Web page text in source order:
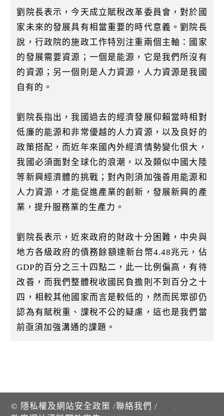
劉院長表示，今天成立賦稅改革委員會，對於國
家未來的發展具有相當重要的時代意義。劉院長
說，行政院的施政工作特別注重兩個主軸：國家
的發展需要資源；一個是能源，它是我們所沒有
的資源；另一個則是人力資源，人力資源是我國
自有的。
劉院長指出，我國過去的經濟發展仰賴當時相對
低廉的能源和非常優越的人力資源，以及良好的
政策搭配，而近年來國內外經濟情勢變化佷大，
我國必須面對全球化的浪潮，以及類似中國大陸
等新興經濟體的挑戰；對內則須加強善用能源和
人力資源，才能促進產業的創新，發展新興的產
業，提升服務業的生產力。
劉院長表示，近來政府的財政十分困難，中央與
地方各級政府的債務餘額達新台幣4.48兆元，佔
GDP的百分之三十四點二，此一比例偏高，有待
改善，而我們整體稅收國民負擔則不到百分之十
四，相較其他國家而言是較低的，然而民眾卻仍
認為有賦稅重、課稅不公的疑慮，這也是我們當
前亟須加強溝通的課題。
© 隱私權及網站安全政策 /聯絡我們 /